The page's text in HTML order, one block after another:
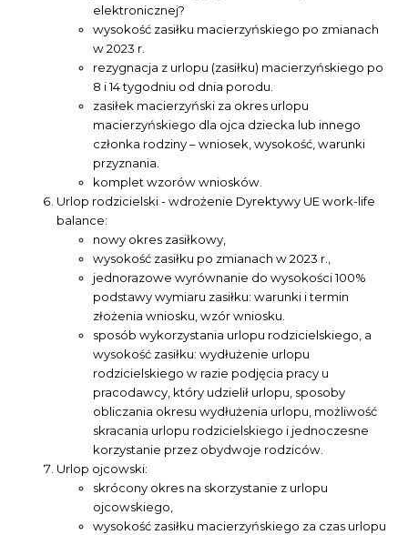
elektronicznej?
wysokość zasiłku macierzyńskiego po zmianach
w 2023 r.
rezygnacja z urlopu (zasiłku) macierzyńskiego po
8 i 14 tygodniu od dnia porodu.
zasiłek macierzyński za okres urlopu
macierzyńskiego dla ojca dziecka lub innego
członka rodziny – wniosek, wysokość, warunki
przyznania.
komplet wzorów wniosków.
Urlop rodzicielski - wdrożenie Dyrektywy UE work-life
balance:
nowy okres zasiłkowy,
wysokość zasiłku po zmianach w 2023 r.,
jednorazowe wyrównanie do wysokości 100%
podstawy wymiaru zasiłku: warunki i termin
złożenia wniosku, wzór wniosku.
sposób wykorzystania urlopu rodzicielskiego, a
wysokość zasiłku: wydłużenie urlopu
rodzicielskiego w razie podjęcia pracy u
pracodawcy, który udzielił urlopu, sposoby
obliczania okresu wydłużenia urlopu, możliwość
skracania urlopu rodzicielskiego i jednoczesne
korzystanie przez obydwoje rodziców.
Urlop ojcowski:
skrócony okres na skorzystanie z urlopu
ojcowskiego,
wysokość zasiłku macierzyńskiego za czas urlopu